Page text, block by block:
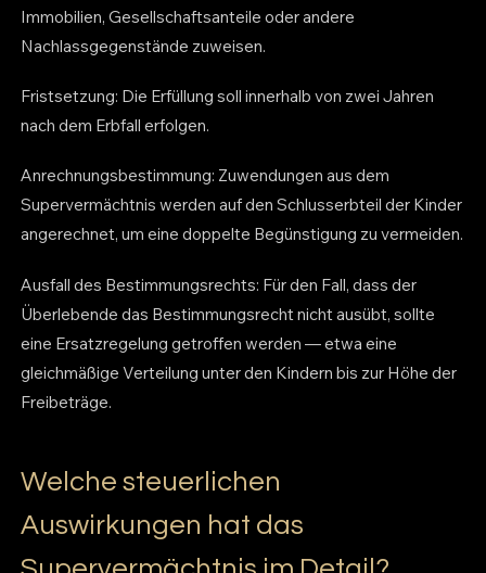
Immobilien, Gesellschaftsanteile oder andere
Nachlassgegenstände zuweisen.
Fristsetzung: Die Erfüllung soll innerhalb von zwei Jahren
nach dem Erbfall erfolgen.
Anrechnungsbestimmung: Zuwendungen aus dem
Supervermächtnis werden auf den Schlusserbteil der Kinder
angerechnet, um eine doppelte Begünstigung zu vermeiden.
Ausfall des Bestimmungsrechts: Für den Fall, dass der
Überlebende das Bestimmungsrecht nicht ausübt, sollte
eine Ersatzregelung getroffen werden — etwa eine
gleichmäßige Verteilung unter den Kindern bis zur Höhe der
Freibeträge.
Welche steuerlichen
Auswirkungen hat das